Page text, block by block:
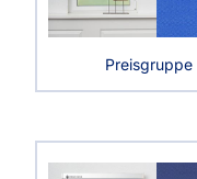
Preisgruppe